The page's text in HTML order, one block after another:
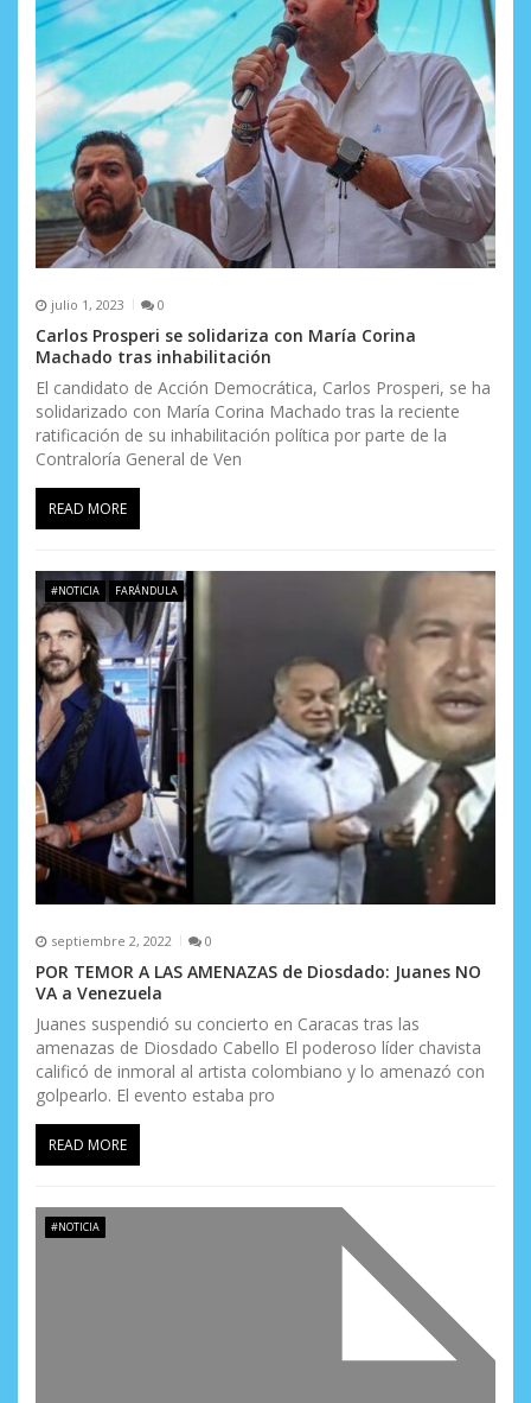
e
n
t
r
a
d
a
s julio 1, 2023 0
Carlos Prosperi se solidariza con María Corina
Machado tras inhabilitación
El candidato de Acción Democrática, Carlos Prosperi, se ha
solidarizado con María Corina Machado tras la reciente
ratificación de su inhabilitación política por parte de la
Contraloría General de Ven
READ MORE
#NOTICIA FARÁNDULA
septiembre 2, 2022 0
POR TEMOR A LAS AMENAZAS de Diosdado: Juanes NO
VA a Venezuela
Juanes suspendió su concierto en Caracas tras las
amenazas de Diosdado Cabello El poderoso líder chavista
calificó de inmoral al artista colombiano y lo amenazó con
golpearlo. El evento estaba pro
READ MORE
#NOTICIA